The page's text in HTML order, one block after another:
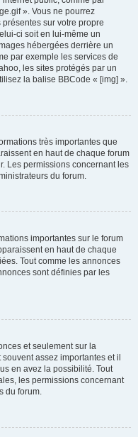
». Vous ne pourrez
sur votre propre
ci soit en lui-même un
hébergées derrière un
par exemple les services de
les sites protégés par un
la balise BBCode « [img] ».
très importantes que
en haut de chaque forum
Les permissions concernant les
du forum.
importantes sur le forum
en haut de chaque
Tout comme les annonces
sont définies par les
et seulement sur la
assez importantes et il
en avez la possibilité. Tout
les permissions concernant
du forum.